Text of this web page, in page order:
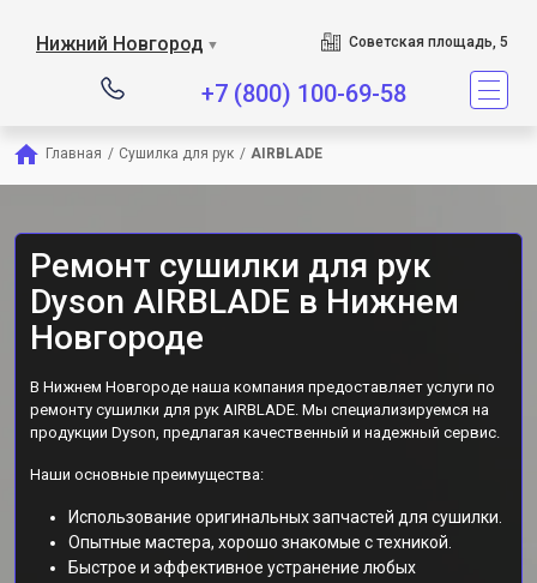
Нижний Новгород ▼ Советская площадь, 5
+7 (800) 100-69-58
Главная / Сушилка для рук / AIRBLADE
Ремонт сушилки для рук
Dyson AIRBLADE в Нижнем
Новгороде
В Нижнем Новгороде наша компания предоставляет услуги по
ремонту сушилки для рук AIRBLADE. Мы специализируемся на
продукции Dyson, предлагая качественный и надежный сервис.
Наши основные преимущества:
Использование оригинальных запчастей для сушилки.
Опытные мастера, хорошо знакомые с техникой.
Быстрое и эффективное устранение любых